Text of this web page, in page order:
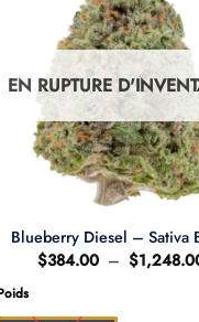
EN RUPTURE
Blueberry Diesel – Sativa
$384.00 – $